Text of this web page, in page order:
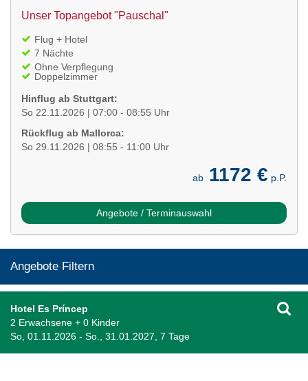
Unser Topangebot "Pauschal"
Flug + Hotel
7 Nächte
Ohne Verpflegung
Doppelzimmer
Hinflug ab Stuttgart:
So 22.11.2026 | 07:00 - 08:55 Uhr
Rückflug ab Mallorca:
So 29.11.2026 | 08:55 - 11:00 Uhr
ab 1172 € p.P.
Angebote / Terminauswahl
Angebote Filtern
Hotel Es Príncep
2 Erwachsene + 0 Kinder
So, 01.11.2026 - So., 31.01.2027, 7 Tage